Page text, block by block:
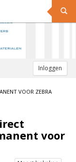
Inloggen
VOOR ZEBRA
voor